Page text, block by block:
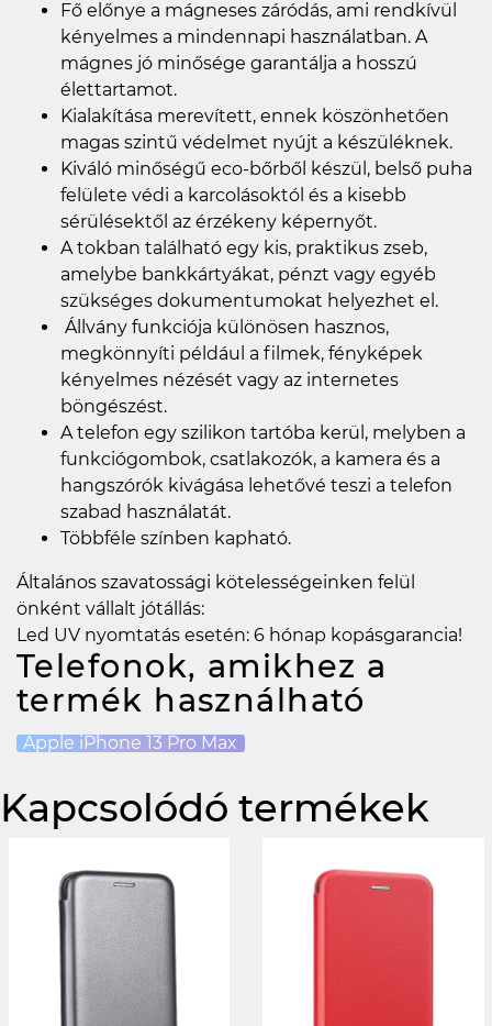
Fő előnye a mágneses záródás, ami rendkívül
kényelmes a mindennapi használatban. A
mágnes jó minősége garantálja a hosszú
élettartamot.
Kialakítása merevített, ennek köszönhetően
magas szintű védelmet nyújt a készüléknek.
Kiváló minőségű eco-bőrből készül, belső puha
felülete védi a karcolásoktól és a kisebb
sérülésektől az érzékeny képernyőt.
A tokban található egy kis, praktikus zseb,
amelybe bankkártyákat, pénzt vagy egyéb
szükséges dokumentumokat helyezhet el.
Állvány funkciója különösen hasznos,
megkönnyíti például a filmek, fényképek
kényelmes nézését vagy az internetes
böngészést.
A telefon egy szilikon tartóba kerül, melyben a
funkciógombok, csatlakozók, a kamera és a
hangszórók kivágása lehetővé teszi a telefon
szabad használatát.
Többféle színben kapható.
Általános szavatossági kötelességeinken felül
önként vállalt jótállás:
Led UV nyomtatás esetén: 6 hónap kopásgarancia!
Telefonok, amikhez a
termék használható
Apple iPhone 13 Pro Max
Kapcsolódó termékek